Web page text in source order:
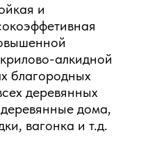
и
алкидной
благородных
деревянных
дома,
вагонка и т.д.